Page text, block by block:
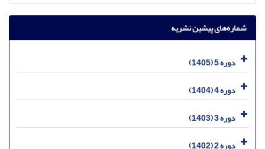
شماره‌های پیشین نشریه
دوره 5 (1405)
دوره 4 (1404)
دوره 3 (1403)